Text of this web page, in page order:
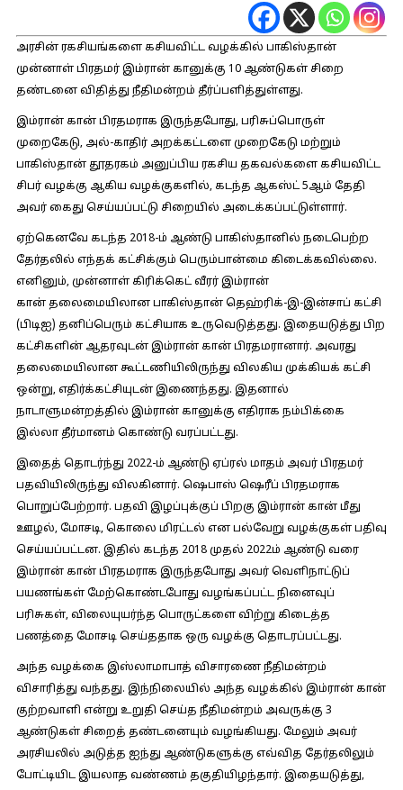
அரசின் ரகசியங்களை கசியவிட்ட வழக்கில் பாகிஸ்தான்
முன்னாள் பிரதமர் இம்ரான் கானுக்கு 10 ஆண்டுகள் சிறை
தண்டனை விதித்து நீதிமன்றம் தீர்ப்பளித்துள்ளது.
இம்ரான் கான் பிரதமராக இருந்தபோது, பரிசுப்பொருள்
முறைகேடு, அல்-காதிர் அறக்கட்டளை முறைகேடு மற்றும்
பாகிஸ்தான் தூதரகம் அனுப்பிய ரகசிய தகவல்களை கசியவிட்ட
சிபர் வழக்கு ஆகிய வழக்குகளில், கடந்த ஆகஸ்ட் 5ஆம் தேதி
அவர் கைது செய்யப்பட்டு சிறையில் அடைக்கப்பட்டுள்ளார்.
ஏற்கெனவே கடந்த 2018-ம் ஆண்டு பாகிஸ்தானில் நடைபெற்ற
தேர்தலில் எந்தக் கட்சிக்கும் பெரும்பான்மை கிடைக்கவில்லை.
எனினும், முன்னாள் கிரிக்கெட் வீரர் இம்ரான்
கான் தலைமையிலான பாகிஸ்தான் தெஹ்ரிக்-இ-இன்சாப் கட்சி
(பிடிஐ) தனிப்பெரும் கட்சியாக உருவெடுத்தது. இதையடுத்து பிற
கட்சிகளின் ஆதரவுடன் இம்ரான் கான் பிரதமரானார். அவரது
தலைமையிலான கூட்டணியிலிருந்து விலகிய முக்கியக் கட்சி
ஒன்று, எதிர்க்கட்சியுடன் இணைந்தது. இதனால்
நாடாளுமன்றத்தில் இம்ரான் கானுக்கு எதிராக நம்பிக்கை
இல்லா தீர்மானம் கொண்டு வரப்பட்டது.
இதைத் தொடர்ந்து 2022-ம் ஆண்டு ஏப்ரல் மாதம் அவர் பிரதமர்
பதவியிலிருந்து விலகினார். ஷெபாஸ் ஷெரீப் பிரதமராக
பொறுப்பேற்றார். பதவி இழப்புக்குப் பிறகு இம்ரான் கான் மீது
ஊழல், மோசடி, கொலை மிரட்டல் என பல்வேறு வழக்குகள் பதிவு
செய்யப்பட்டன. இதில் கடந்த 2018 முதல் 2022ம் ஆண்டு வரை
இம்ரான் கான் பிரதமராக இருந்தபோது அவர் வெளிநாட்டுப்
பயணங்கள் மேற்கொண்டபோது வழங்கப்பட்ட நினைவுப்
பரிசுகள், விலையுயர்ந்த பொருட்களை விற்று கிடைத்த
பணத்தை மோசடி செய்ததாக ஒரு வழக்கு தொடரப்பட்டது.
அந்த வழக்கை இஸ்லாமாபாத் விசாரணை நீதிமன்றம்
விசாரித்து வந்தது. இந்நிலையில் அந்த வழக்கில் இம்ரான் கான்
குற்றவாளி என்று உறுதி செய்த நீதிமன்றம் அவருக்கு 3
ஆண்டுகள் சிறைத் தண்டனையும் வழங்கியது. மேலும் அவர்
அரசியலில் அடுத்த ஐந்து ஆண்டுகளுக்கு எவ்வித தேர்தலிலும்
போட்டியிட இயலாத வண்ணம் தகுதியிழந்தார். இதையடுத்து,